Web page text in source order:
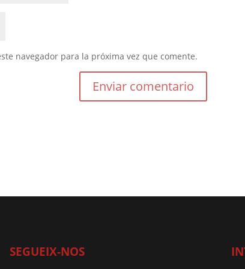
navegador para la próxima vez que comente.
SEGUEIX-NOS